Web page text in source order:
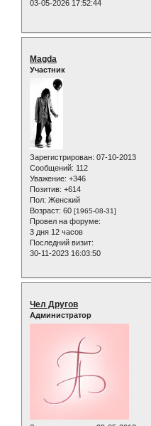
03-05-2026 17:52:44
Magda
Участник
Зарегистрирован: 07-10-2013
Сообщений: 112
Уважение: +346
Позитив: +614
Пол: Женский
Возраст: 60 [1965-08-31]
Провел на форуме:
3 дня 12 часов
Последний визит:
30-11-2023 16:03:50
Чел Другов
Администратор